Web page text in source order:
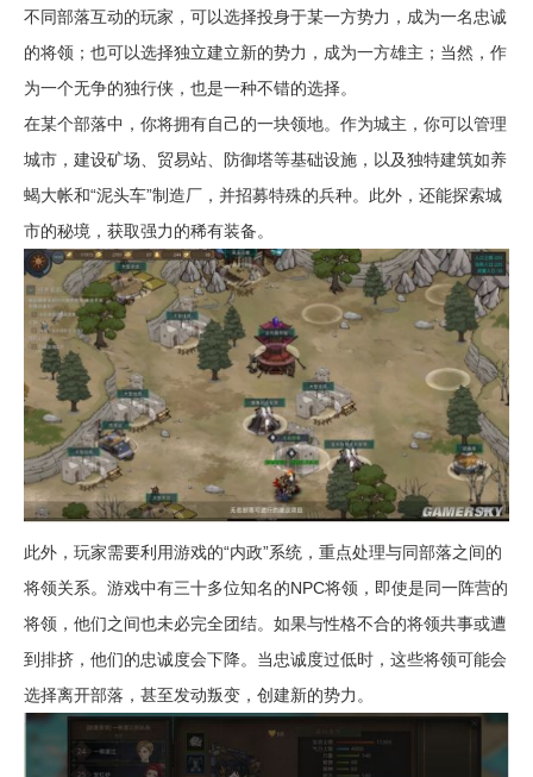
不同部落互动的玩家，可以选择投身于某一方势力，成为一名忠诚
的将领；也可以选择独立建立新的势力，成为一方雄主；当然，作
为一个无争的独行侠，也是一种不错的选择。
在某个部落中，你将拥有自己的一块领地。作为城主，你可以管理
城市，建设矿场、贸易站、防御塔等基础设施，以及独特建筑如养
蝎大帐和“泥头车”制造厂，并招募特殊的兵种。此外，还能探索城
市的秘境，获取强力的稀有装备。
此外，玩家需要利用游戏的“内政”系统，重点处理与同部落之间的
将领关系。游戏中有三十多位知名的NPC将领，即使是同一阵营的
将领，他们之间也未必完全团结。如果与性格不合的将领共事或遭
到排挤，他们的忠诚度会下降。当忠诚度过低时，这些将领可能会
选择离开部落，甚至发动叛变，创建新的势力。